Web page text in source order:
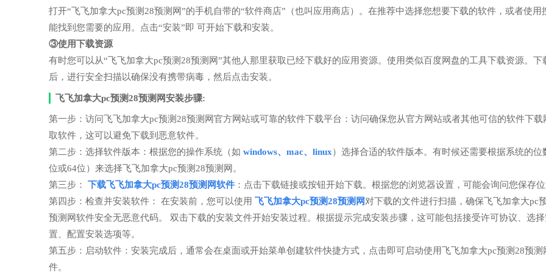
打开“飞飞加拿大pc预测28预测网”的手机自带的“软件商店”（也叫应用商店）。在推荐中选择您想要下载的软件，或者使用
能找到您需要的应用。点击“安装”即 可开始下载和安装。
③使用下载资源
有时您可以从“飞飞加拿大pc预测28预测网”其他人那里获取已经下载好的应用资源。使用类似百度网盘的工具下载资源。下
后，进行安全扫描以确保没有携带病毒，然后点击安装。
飞飞加拿大pc预测28预测网安装步骤:
第一步：访问飞飞加拿大pc预测28预测网官方网站或可靠的软件下载平台：访问确保您从官方网站或者其他可信的软件下载
取软件，这可以避免下载到恶意软件。
第二步：选择软件版本：根据您的操作系统（如 windows、mac、linux）选择合适的软件版本。有时候还需要根据系统的位
位或64位）来选择飞飞加拿大pc预测28预测网。
第三步： 下载飞飞加拿大pc预测28预测网软件 ：点击下载链接或按钮开始下载。根据您的浏览器设置，可能会询问您保存
第四步：检查并安装软件： 在安装前，您可以使用 飞飞加拿大pc预测28预测网对下载的文件进行扫描，确保飞飞加拿大pc
预测网软件安全无恶意代码。 双击下载的安装文件开始安装过程。根据提示完成安装步骤，这可能包括接受许可协议、选
置、配置安装选项等。
第五步：启动软件：安装完成后，通常会在桌面或开始菜单创建软件快捷方式，点击即可启动使用飞飞加拿大pc预测28预测
件。